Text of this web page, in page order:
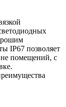
IP67 позволяет
помещений, с